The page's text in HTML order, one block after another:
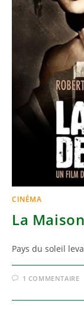
CINÉMA
La
Pays du soleil
1 COMMENTAIRE